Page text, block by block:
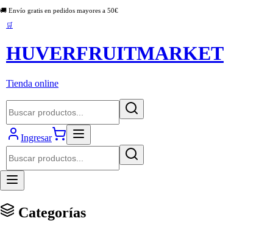
🚚 Envío gratis en pedidos mayores a 50€
🛒
HUVERFRUITMARKET
Tienda online
Ingresar
Categorías